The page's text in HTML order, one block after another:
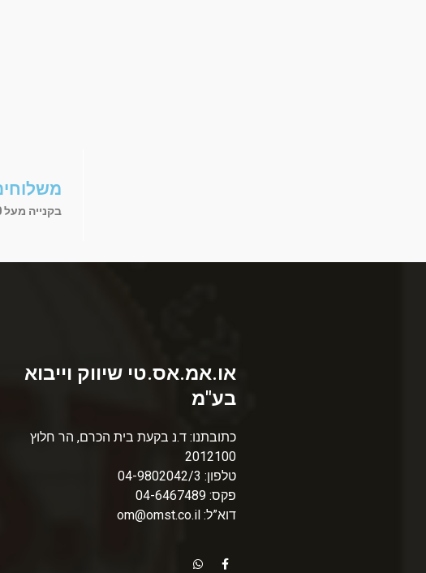
בקנייה מעל 750 ש"ח (לפני מע"מ)
או.אמ.אס.טי שיווק וייבוא
בע"מ
כתובתנו: ד.נ בקעת בית הכרם, הר חלוץ
2012100
טלפון: 04-9802042/3
פקס: 04-6467489
דוא”ל: om@omst.co.il